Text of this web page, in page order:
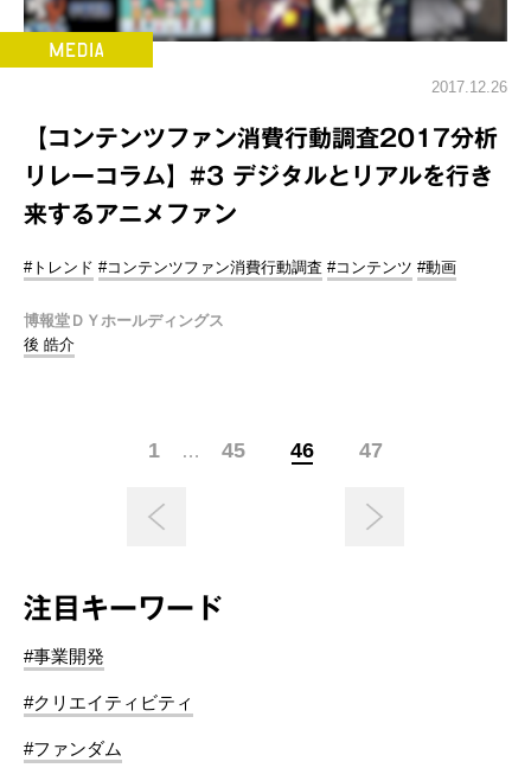
2017.12.26
【コンテンツファン消費行動調査2017分析
リレーコラム】#3 デジタルとリアルを行き
来するアニメファン
#トレンド #コンテンツファン消費行動調査 #コンテンツ #動画
博報堂ＤＹホールディングス
後 皓介
1 … 45 46 47
注目キーワード
#事業開発
#クリエイティビティ
#ファンダム